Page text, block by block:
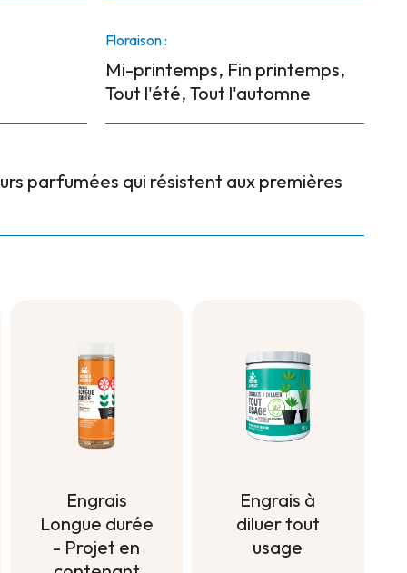
Floraison :
Mi-printemps, Fin printemps,
Tout l'été, Tout l'automne
parfumées qui résistent aux premières
Engrais
Longue durée
- Projet en
Engrais à
diluer tout
usage